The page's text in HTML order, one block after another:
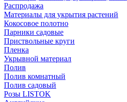
Распродажа
Материалы для укрытия растений
Кокосовое полотно
Парники садовые
Приствольные круги
Пленка
Укрывной материал
Полив
Полив комнатный
Полив садовый
Розы LISTOK